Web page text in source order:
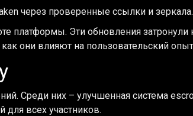
через проверенные ссылки и зеркала.
платформы. Эти обновления
они влияют на пользовательский
Среди них – улучшенная система
для всех участников.